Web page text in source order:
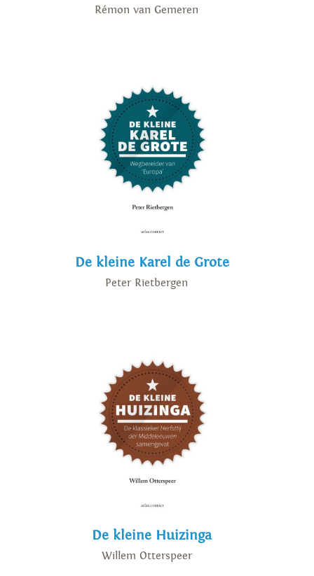
Rémon van Gemeren
De kleine Karel de Grote
Peter Rietbergen
De kleine Huizinga
Willem Otterspeer